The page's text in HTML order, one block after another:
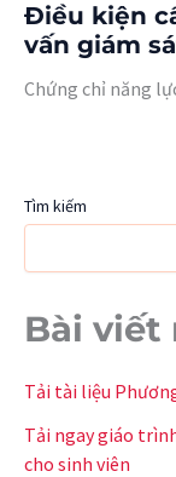
Điều kiện
vấn giám
Chứng chỉ năng
Tìm kiếm
Bài viết
Tải tài liệu
Tải ngay giáo
cho sinh viên